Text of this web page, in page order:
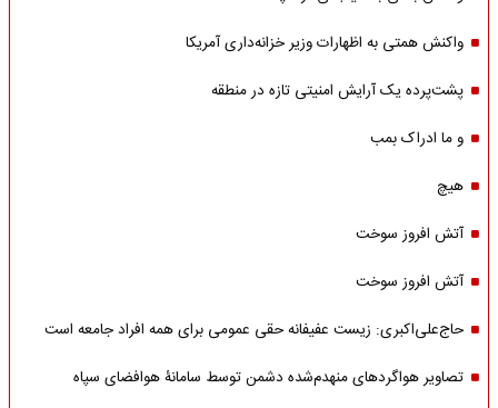
واکنش همتی به اظهارات وزیر خزانه‌داری آمریکا
پشت‌پرده یک آرایش امنیتی تازه در منطقه
و ما ادراک بمب
هیچ
آتش افروز سوخت
آتش افروز سوخت
حاج‌علی‌اکبری: زیست عفیفانه حقی عمومی برای همه افراد جامعه است
تصاویر هواگردهای منهدم‌شده دشمن توسط سامانۀ هوافضای سپاه